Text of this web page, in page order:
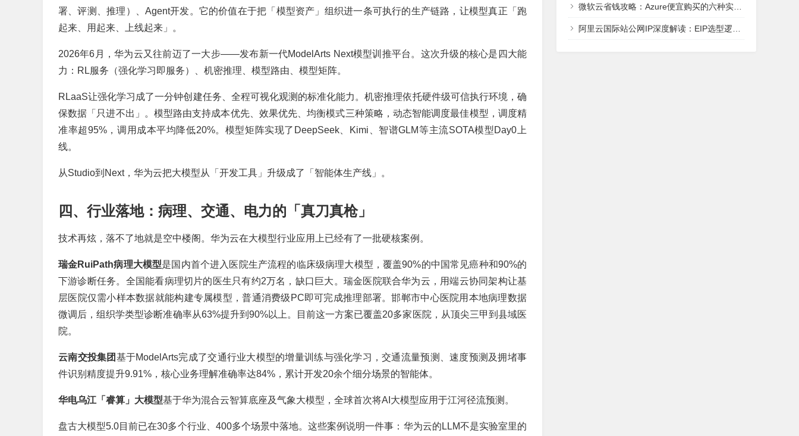
署、评测、推理）、Agent开发。它的价值在于把「模型资产」组织进一条可执行的生产链路，让模型真正「跑
起来、用起来、上线起来」。
2026年6月，华为云又往前迈了一大步——发布新一代ModelArts Next模型训推平台。这次升级的核心是四大能
力：RL服务（强化学习即服务）、机密推理、模型路由、模型矩阵。
RLaaS让强化学习成了一分钟创建任务、全程可视化观测的标准化能力。机密推理依托硬件级可信执行环境，确
保数据「只进不出」。模型路由支持成本优先、效果优先、均衡模式三种策略，动态智能调度最佳模型，调度精
准率超95%，调用成本平均降低20%。模型矩阵实现了DeepSeek、Kimi、智谱GLM等主流SOTA模型Day0上
线。
从Studio到Next，华为云把大模型从「开发工具」升级成了「智能体生产线」。
四、行业落地：病理、交通、电力的「真刀真枪」
技术再炫，落不了地就是空中楼阁。华为云在大模型行业应用上已经有了一批硬核案例。
瑞金RuiPath病理大模型是国内首个进入医院生产流程的临床级病理大模型，覆盖90%的中国常见癌种和90%的
下游诊断任务。全国能看病理切片的医生只有约2万名，缺口巨大。瑞金医院联合华为云，用端云协同架构让基
层医院仅需小样本数据就能构建专属模型，普通消费级PC即可完成推理部署。邯郸市中心医院用本地病理数据
微调后，组织学类型诊断准确率从63%提升到90%以上。目前这一方案已覆盖20多家医院，从顶尖三甲到县域医
院。
云南交投集团 基于ModelArts完成了交通行业大模型的增量训练与强化学习，交通流量预测、速度预测及拥堵事
件识别精度提升9.91%，核心业务理解准确率达84%，累计开发20余个细分场景的智能体。
华电乌江「睿算」大模型基于华为混合云智算底座及气象大模型，全球首次将AI大模型应用于江河径流预测。
盘古大模型5.0目前已在30多个行业、400多个场景中落地。这些案例说明一件事：华为云的LLM不是实验室里的
微软云省钱攻略：Azure便宜购买的六种实用方法
阿里云国际站公网IP深度解读：EIP选型逻辑与成本优化实战指南